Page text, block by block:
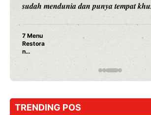
sudah mendunia dan punya tempat
7 Menu
Restora
n
Jepang
yang
Dicoba,
Cuma
Sushi!
TRENDING POS